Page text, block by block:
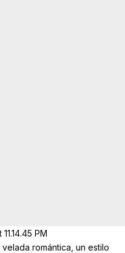
romántica, un estilo